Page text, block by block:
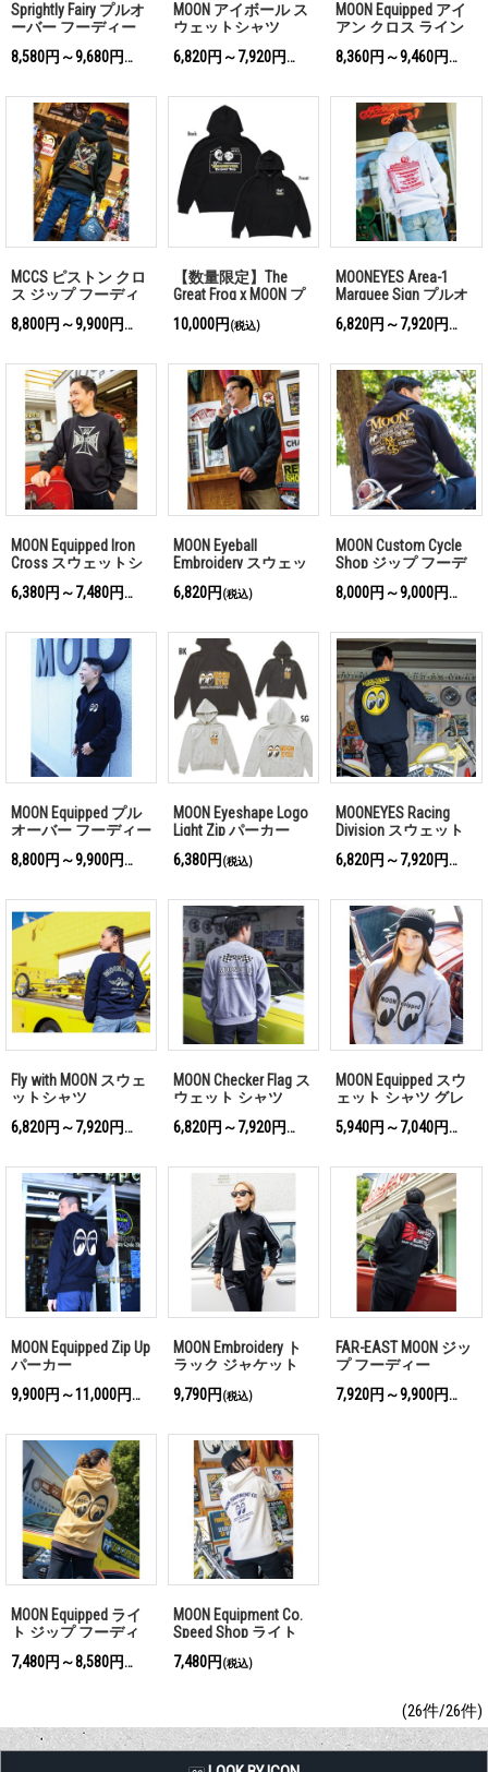
Sprightly Fairy プルオ
ーバー フーディー
8,580円～9,680円
(税込)
MOON アイボール ス
ウェットシャツ
6,820円～7,920円
(税込)
MOON Equipped アイ
アン クロス ライン
プルオーバー フーデ
ィー
8,360円～9,460円
(税込)
MCCS ピストン クロ
ス ジップ フーディ
ー
8,800円～9,900円
(税込)
【数量限定】The
Great Frog x MOON プ
ルオーバー フーディ
ー
10,000円 (税込)
MOONEYES Area-1
Marquee Sign プルオ
ーバー フーディー
6,820円～7,920円
(税込)
MOON Equipped Iron
Cross スウェットシ
6,380円～7,480円
(税込)
MOON Eyeball
Embroidery スウェッ
6,820円(税込)
MOON Custom Cycle
Shop ジップ フーデ
8,000円～9,000円
(税込)
MOON Equipped プル
オーバー フーディー
8,800円～9,900円
(税込)
MOON Eyeshape Logo
Light Zip パーカー
6,380円 (税込)
MOONEYES Racing
Division スウェット
6,820円～7,920円
(税込)
Fly with MOON スウェ
ットシャツ
6,820円～7,920円
(税込)
MOON Checker Flag ス
ウェット シャツ
6,820円～7,920円
(税込)
MOON Equipped スウ
ェット シャツ グレ
5,940円～7,040円
(税込)
MOON Equipped Zip Up
パーカー
9,900円～11,000円
(税込)
MOON Embroidery ト
ラック ジャケット
9,790円 (税込)
FAR-EAST MOON ジッ
プ フーディー
7,920円～9,900円
(税込)
MOON Equipped ライ
ト ジップ フーディ
ー
7,480円～8,580円
(税込)
MOON Equipment Co.
Speed Shop ライト
ジップ フーディー
7,480円 (税込)
(26件/26件)